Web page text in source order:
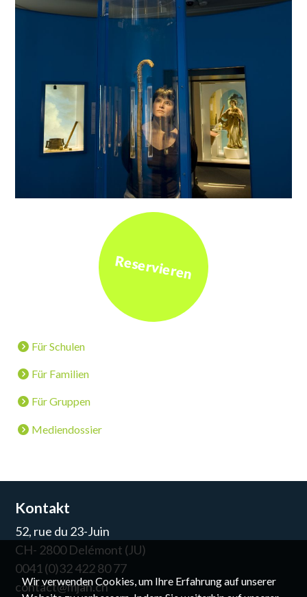
Reservieren
Für Schulen
Für Familien
Für Gruppen
Mediendossier
Kontakt
52, rue du 23-Juin
CH- 2800 Delémont (JU)
0041 (0)32 422 80 77
contact@mjah.ch
Wir verwenden Cookies, um Ihre Erfahrung auf unserer